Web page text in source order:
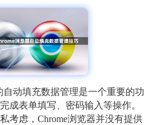
自动填充数据管理是一个重要的功
成表单填写、密码输入等操作。
考虑，Chrome浏览器并没有提供